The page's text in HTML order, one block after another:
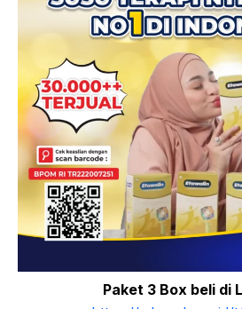
Paket 3 Box beli di